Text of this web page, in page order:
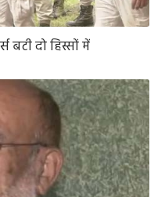
बटी दो हिस्सों में